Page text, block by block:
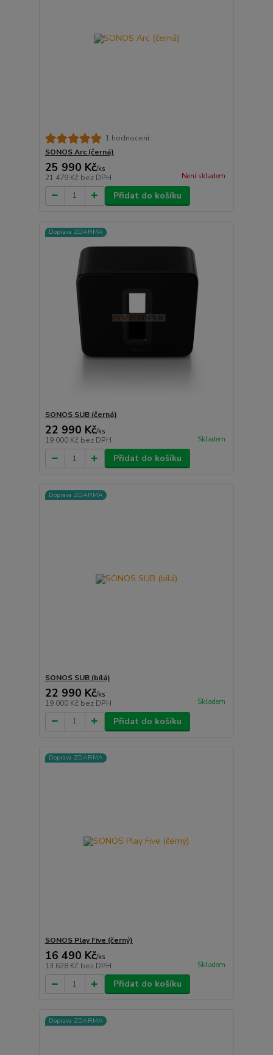
1 hodnocení
SONOS Arc (černá)
25 990 Kč/ks
21 479 Kč bez DPH Není skladem
Přidat do košíku
Doprava ZDARMA
SONOS SUB (černá)
22 990 Kč/ks
19 000 Kč bez DPH Skladem
Přidat do košíku
Doprava ZDARMA
SONOS SUB (bílá)
22 990 Kč/ks
19 000 Kč bez DPH Skladem
Přidat do košíku
Doprava ZDARMA
SONOS Play Five (černý)
16 490 Kč/ks
13 628 Kč bez DPH Skladem
Přidat do košíku
Doprava ZDARMA